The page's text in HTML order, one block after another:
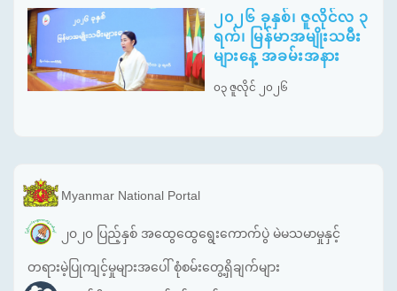
၂၀၂၆ ခုနှစ်၊ ဇူလိုင်လ ၃
ရက်၊ မြန်မာအမျိုးသမီး
များနေ့ အခမ်းအနား
၀၃ ဇူလိုင် ၂၀၂၆
Myanmar National Portal
၂၀၂၀ ပြည့်နှစ် အထွေထွေရွေးကောက်ပွဲ မဲမသမာမှုနှင့်
တရားမဲ့ပြုကျင့်မှုများအပေါ် စုံစမ်းတွေ့ရှိချက်များ